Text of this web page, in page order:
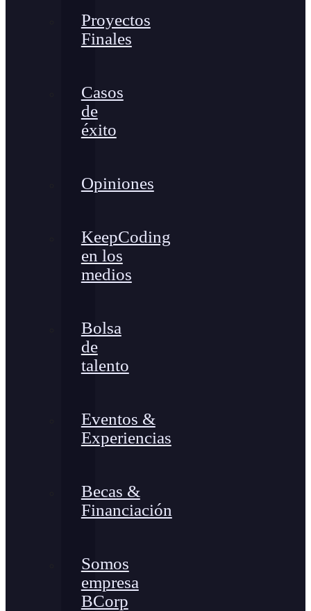
Proyectos
Finales
Casos
de
éxito
Opiniones
KeepCoding
en los
medios
Bolsa
de
talento
Eventos &
Experiencias
Becas &
Financiación
Somos
empresa
BCorp